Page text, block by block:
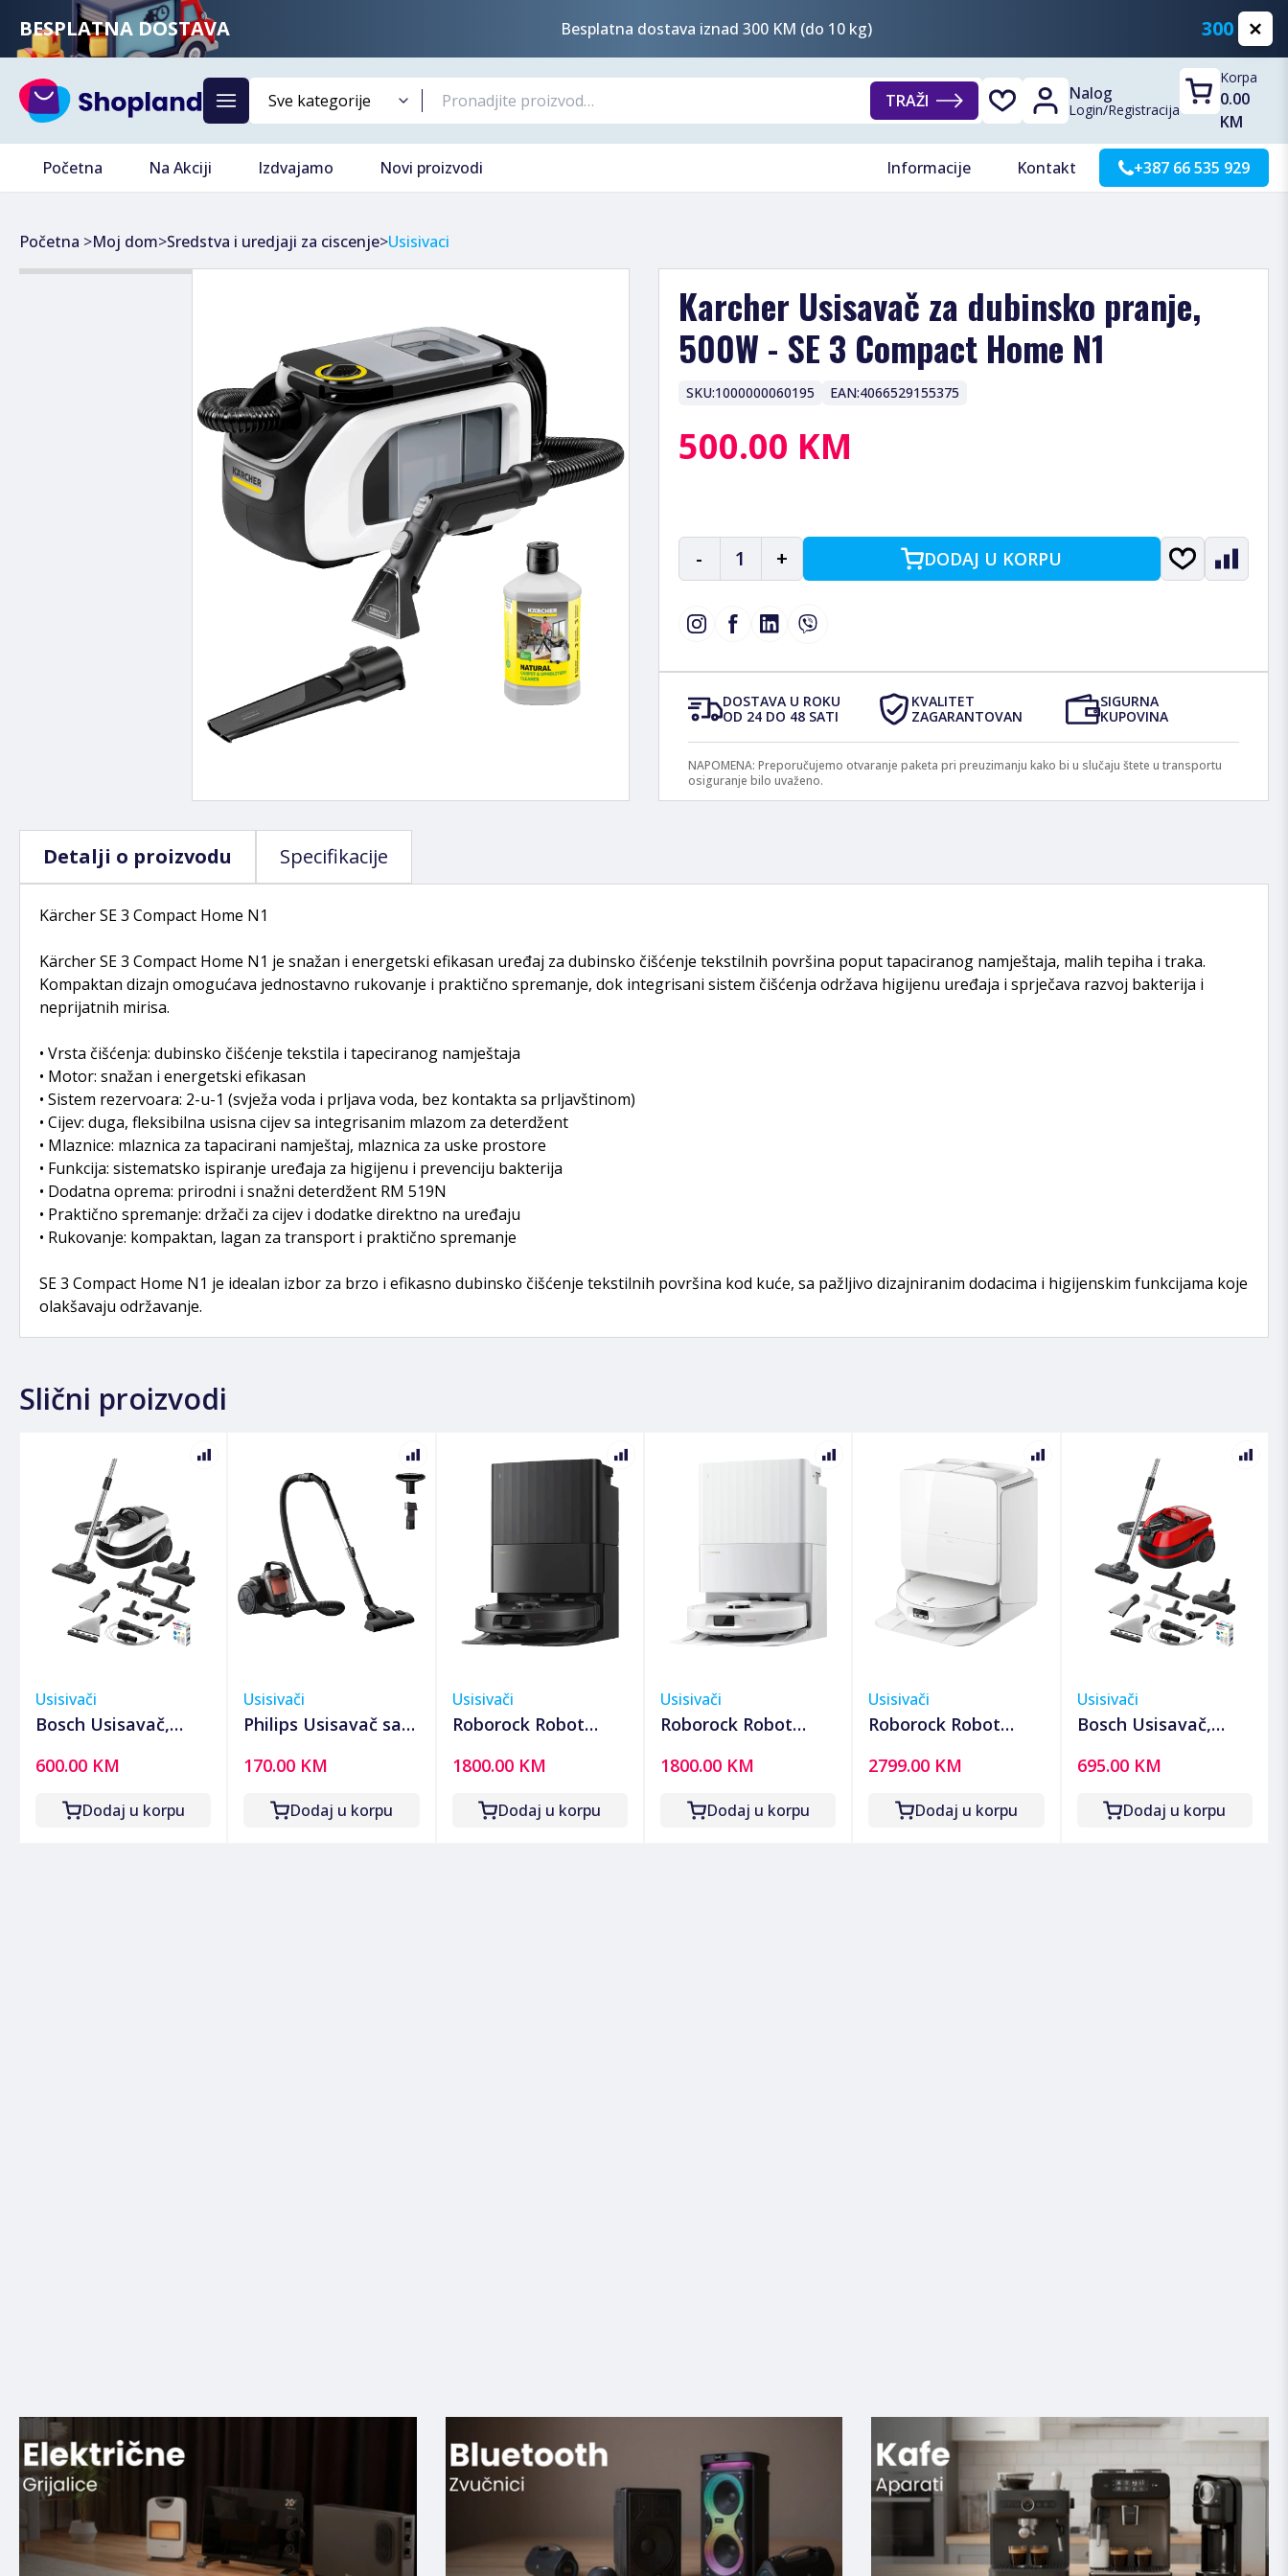
BESPLATNA DOSTAVA Besplatna dostava iznad 300 KM (do 10 kg) 300 KM
TRAŽI Nalog
Login/Registracija
Korpa
0.00
KM
Početna Na Akciji Izdvajamo Novi proizvodi Informacije Kontakt +387 66 535 929
Početna >Moj dom>Sredstva i uredjaji za ciscenje>Usisivaci
Karcher Usisavač za dubinsko pranje,
500W - SE 3 Compact Home N1
SKU:1000000060195 EAN:4066529155375
500.00 KM
- 1 + DODAJ U KORPU
DOSTAVA U ROKU
OD 24 DO 48 SATI
KVALITET
ZAGARANTOVAN
SIGURNA
KUPOVINA
NAPOMENA: Preporučujemo otvaranje paketa pri preuzimanju kako bi u slučaju štete u transportu
osiguranje bilo uvaženo.
Detalji o proizvodu Specifikacije
Kärcher SE 3 Compact Home N1
Kärcher SE 3 Compact Home N1 je snažan i energetski efikasan uređaj za dubinsko čišćenje tekstilnih površina poput tapaciranog namještaja, malih tepiha i traka.
Kompaktan dizajn omogućava jednostavno rukovanje i praktično spremanje, dok integrisani sistem čišćenja održava higijenu uređaja i sprječava razvoj bakterija i
neprijatnih mirisa.
• Vrsta čišćenja: dubinsko čišćenje tekstila i tapeciranog namještaja
• Motor: snažan i energetski efikasan
• Sistem rezervoara: 2-u-1 (svježa voda i prljava voda, bez kontakta sa prljavštinom)
• Cijev: duga, fleksibilna usisna cijev sa integrisanim mlazom za deterdžent
• Mlaznice: mlaznica za tapacirani namještaj, mlaznica za uske prostore
• Funkcija: sistematsko ispiranje uređaja za higijenu i prevenciju bakterija
• Dodatna oprema: prirodni i snažni deterdžent RM 519N
• Praktično spremanje: držači za cijev i dodatke direktno na uređaju
• Rukovanje: kompaktan, lagan za transport i praktično spremanje
SE 3 Compact Home N1 je idealan izbor za brzo i efikasno dubinsko čišćenje tekstilnih površina kod kuće, sa pažljivo dizajniranim dodacima i higijenskim funkcijama koje
olakšavaju održavanje.
Slični proizvodi
Usisivači
Bosch Usisavač,
suho usisavanje,
ProPerform -
600.00 KM
Dodaj u korpu
Usisivači
Philips Usisavač sa
PowerCyclone 3 -
XB1142/10
170.00 KM
Dodaj u korpu
Usisivači
Roborock Robot
stanicom za
pražnjenje,
1800.00 KM
Dodaj u korpu
Usisivači
Roborock Robot
stanicom za
pražnjenje,
1800.00 KM
Dodaj u korpu
Usisivači
Roborock Robot
stanicom za
pražnjenje,
2799.00 KM
Dodaj u korpu
Usisivači
Bosch Usisavač,
suho usisavanje,
ProAnimal -
695.00 KM
Dodaj u korpu